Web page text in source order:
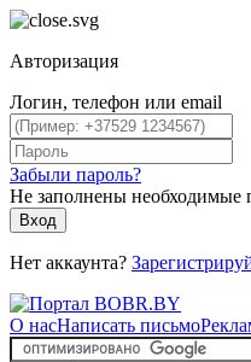
Авторизация
Логин, телефон или email
Забыли пароль?
Не заполнены необходимые
Вход
Нет аккаунта?
О насНаписать письмо